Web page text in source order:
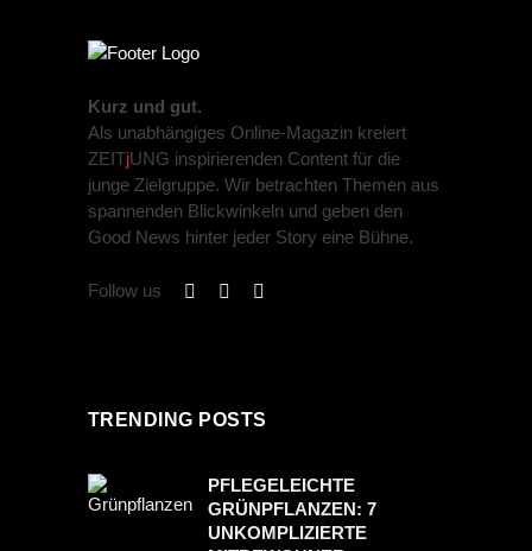
Kurz und gut.
Als unabhängiges Online-Magazin kreiert
ZEITjUNG inspirierenden Content für die
junge Zielgruppe. Wir betrachten Themen aus
spannenden Blickwinkeln und geben den
Good News hinter jeder Story eine Bühne.
Follow us
TRENDING POSTS
PFLEGELEICHTE
GRÜNPFLANZEN: 7
UNKOMPLIZIERTE